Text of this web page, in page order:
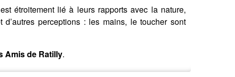
étroitement lié à leurs rapports avec la nature,
d’autres perceptions : les mains, le toucher sont
Amis de Ratilly.